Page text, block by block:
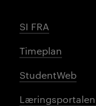
SI FRA
Timeplan
StudentWeb
Læringsportalen